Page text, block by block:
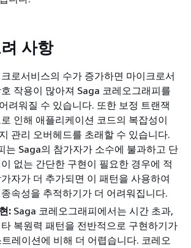
사항
로서비스의 수가 증가하면 마이크로서
작용이 많아져 Saga 코레오그래피를
려워질 수 있습니다. 또한 보정 트랜잭
인해 애플리케이션 코드의 복잡성이
관리 오버헤드를 초래할 수 있습니다.
는 Saga의 참가자가 소수에 불과하고 단
없는 간단한 구현이 필요한 경우에 적
자가 더 추가되면 이 패턴을 사용하여
속성을 추적하기가 더 어려워집니다.
: Saga 코레오그래피에서는 시간 초과,
복원력 패턴을 전반적으로 구현하기가
레이션에 비해 더 어렵습니다. 코레오